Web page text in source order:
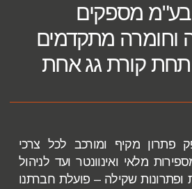
מספקים
וחומרה מתקדמים
תחת קורת גג אחת
פתרון מקיף ומורכב לכל צרכי
מלאי ואינוונטר ועד לניהול
ופתרונות שקילה – פועלת חברתנו